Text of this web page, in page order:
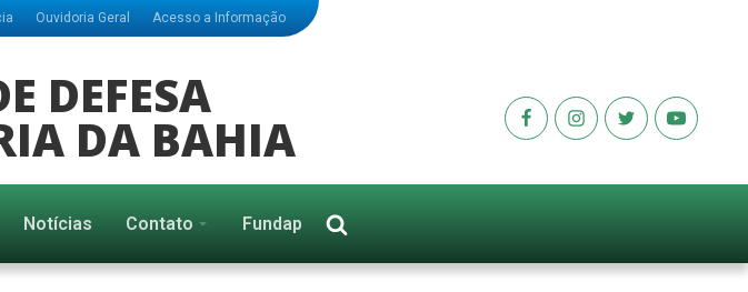
Ouvidoria Geral Acesso a Informação
DEFESA
DA BAHIA
Notícias Contato Fundap